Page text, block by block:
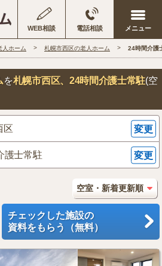
WEB相談 電話相談
人ホーム 札幌市西区の老人ホーム 24時間介護
を札幌市西区、24時間介護士常駐(空
区 変更
護士常駐 変更
チェックした施設の
資料をもらう（無料）